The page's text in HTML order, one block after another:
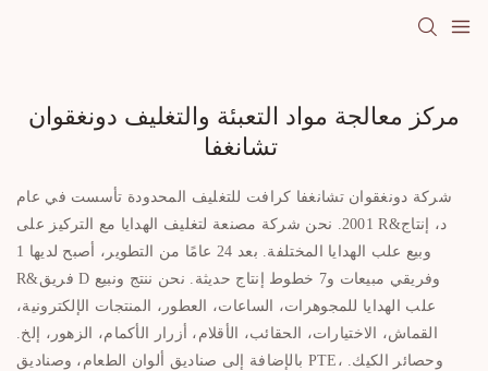
مركز معالجة مواد التعبئة والتغليف دونغقوان
شركة دونغقوان تشانغفا كرافت للتغليف المحدودة تأسست في عام
2001. نحن شركة مصنعة لتغليف الهدايا مع التركيز على R&د، إنتاج
وبيع علب الهدايا المختلفة. بعد 24 عامًا من التطوير، أصبح لديها 1
R&فريق D وفريقي مبيعات و7 خطوط إنتاج حديثة.
نحن ننتج ونبيع
علب الهدايا للمجوهرات، الساعات، العطور، المنتجات الإلكترونية،
القماش، الاختيارات، الحقائب، الأقلام، أزرار الأكمام، الزهور، إلخ.
بالإضافة إلى صناديق ألوان الطعام، وصناديق PTE، وحصائر الكيك.